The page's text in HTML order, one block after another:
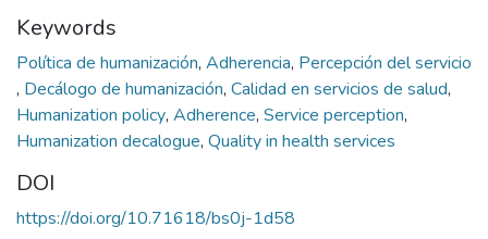
Keywords
Política de humanización, Adherencia, Percepción del servicio
, Decálogo de humanización, Calidad en servicios de salud,
Humanization policy, Adherence, Service perception,
Humanization decalogue, Quality in health services
DOI
https://doi.org/10.71618/bs0j-1d58